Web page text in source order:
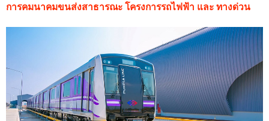
การคมนาคมขนส่งสาธารณะ โครงการรถไฟฟ้า และ ทางด่วน